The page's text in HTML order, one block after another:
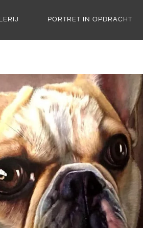
PORTRET IN OPDRACHT